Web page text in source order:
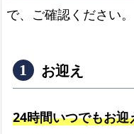
で、ご確認ください。
お迎え
24時間いつでもお迎